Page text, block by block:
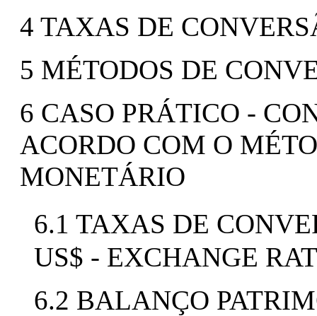
4 TAXAS DE
5 MÉTODOS DE
6 CASO PRÁTICO -
ACORDO COM O
MONETÁRIO
6.1 TAXAS DE
US$ - EXCHANGE
6.2 BALANÇO